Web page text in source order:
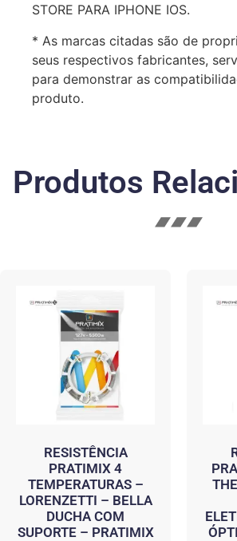
STORE PARA IPHONE IOS.
* As marcas citadas são de
seus respectivos fabricantes,
para demonstrar as
produto.
Produtos
RESISTÊNCIA
PRATIMIX 4
TEMPERATURAS –
LORENZETTI – BELLA
DUCHA COM
SUPORTE – PRATIMIX